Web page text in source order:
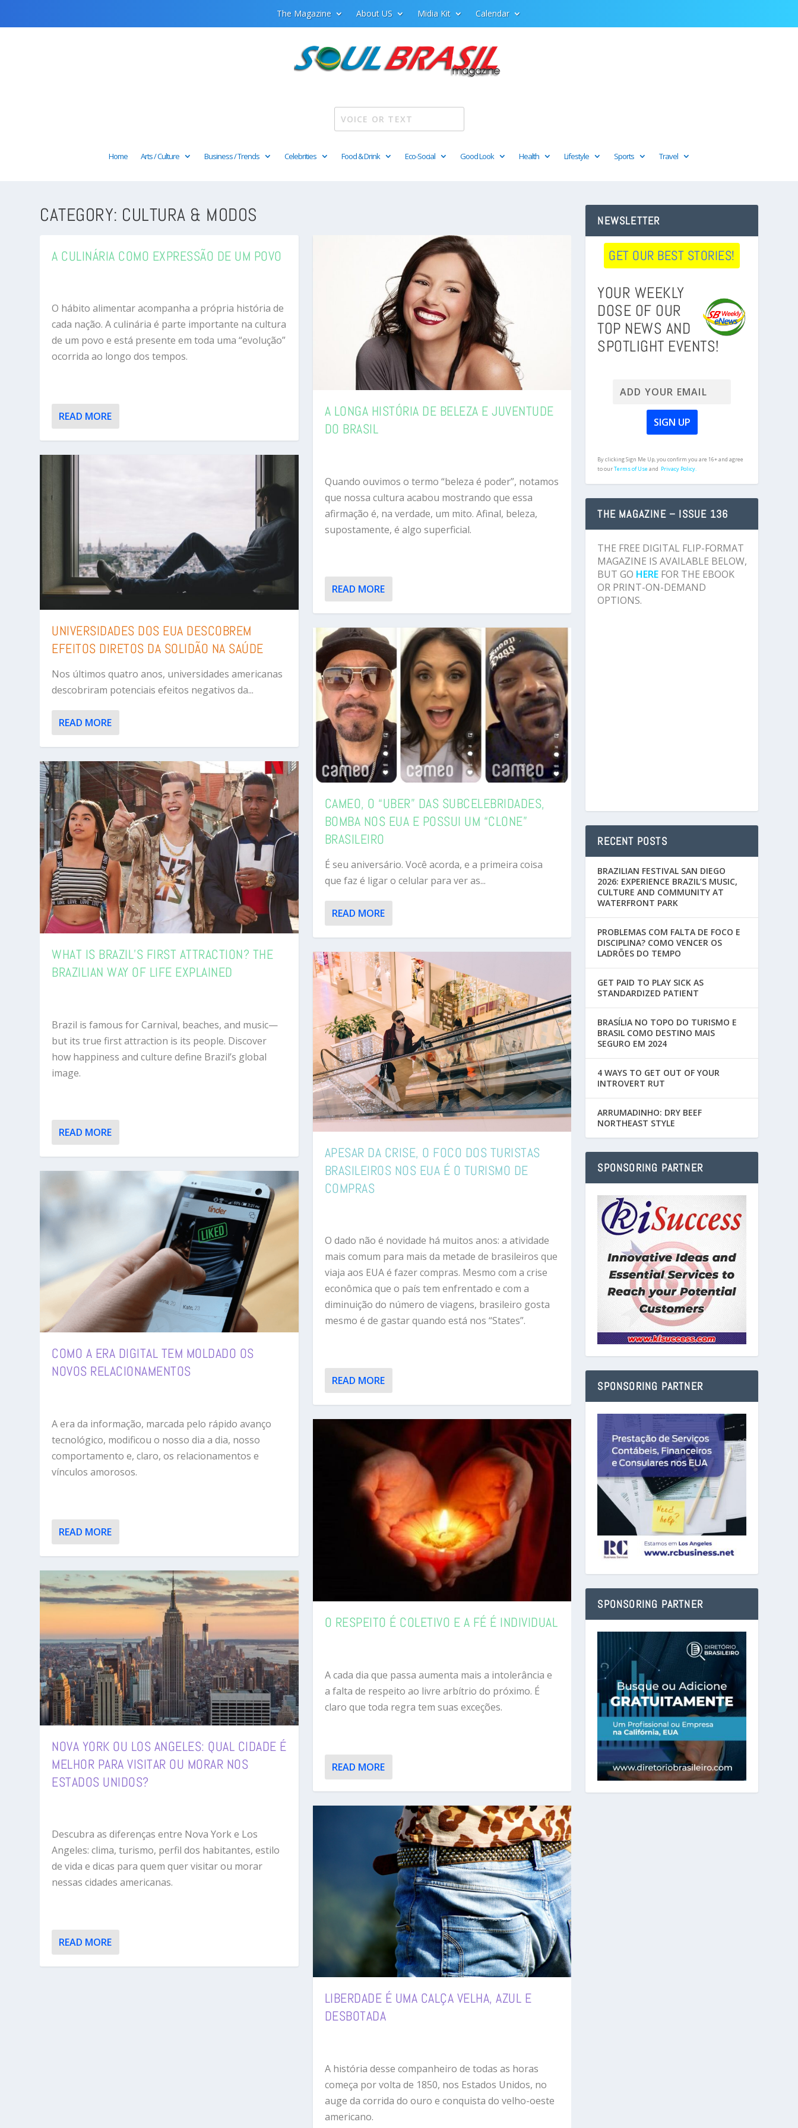
The Magazine About US Midia Kit Calendar
Home Arts / Culture Business / Trends Celebrities Food & Drink Eco-Social Good Look Health Lifestyle Sports Travel
CATEGORY: CULTURA & MODOS
A CULINÁRIA COMO EXPRESSÃO DE UM POVO
O hábito alimentar acompanha a própria história de
cada nação. A culinária é parte importante na cultura
de um povo e está presente em toda uma “evolução”
ocorrida ao longo dos tempos.
READ MORE
UNIVERSIDADES DOS EUA DESCOBREM
EFEITOS DIRETOS DA SOLIDÃO NA SAÚDE
Nos últimos quatro anos, universidades americanas
descobriram potenciais efeitos negativos da...
READ MORE
WHAT IS BRAZIL’S FIRST ATTRACTION? THE
BRAZILIAN WAY OF LIFE EXPLAINED
Brazil is famous for Carnival, beaches, and music—
but its true first attraction is its people. Discover
how happiness and culture define Brazil’s global
image.
READ MORE
COMO A ERA DIGITAL TEM MOLDADO OS
NOVOS RELACIONAMENTOS
A era da informação, marcada pelo rápido avanço
tecnológico, modificou o nosso dia a dia, nosso
comportamento e, claro, os relacionamentos e
vínculos amorosos.
READ MORE
NOVA YORK OU LOS ANGELES: QUAL CIDADE É
MELHOR PARA VISITAR OU MORAR NOS
ESTADOS UNIDOS?
Descubra as diferenças entre Nova York e Los
Angeles: clima, turismo, perfil dos habitantes, estilo
de vida e dicas para quem quer visitar ou morar
nessas cidades americanas.
READ MORE
A LONGA HISTÓRIA DE BELEZA E JUVENTUDE
DO BRASIL
Quando ouvimos o termo “beleza é poder”, notamos
que nossa cultura acabou mostrando que essa
afirmação é, na verdade, um mito. Afinal, beleza,
supostamente, é algo superficial.
READ MORE
CAMEO, O “UBER” DAS SUBCELEBRIDADES,
BOMBA NOS EUA E POSSUI UM “CLONE”
BRASILEIRO
É seu aniversário. Você acorda, e a primeira coisa
que faz é ligar o celular para ver as...
READ MORE
APESAR DA CRISE, O FOCO DOS TURISTAS
BRASILEIROS NOS EUA É O TURISMO DE
COMPRAS
O dado não é novidade há muitos anos: a atividade
mais comum para mais da metade de brasileiros que
viaja aos EUA é fazer compras. Mesmo com a crise
econômica que o país tem enfrentado e com a
diminuição do número de viagens, brasileiro gosta
mesmo é de gastar quando está nos “States”.
READ MORE
O RESPEITO É COLETIVO E A FÉ É INDIVIDUAL
A cada dia que passa aumenta mais a intolerância e
a falta de respeito ao livre arbítrio do próximo. É
claro que toda regra tem suas exceções.
READ MORE
LIBERDADE É UMA CALÇA VELHA, AZUL E
DESBOTADA
A história desse companheiro de todas as horas
começa por volta de 1850, nos Estados Unidos, no
auge da corrida do ouro e conquista do velho-oeste
americano.
NEWSLETTER
GET OUR BEST STORIES!
YOUR WEEKLY
DOSE OF OUR
TOP NEWS AND
SPOTLIGHT EVENTS!
By clicking Sign Me Up, you confirm you are 16+ and agree
to ourTerms of Useand Privacy Policy.
THE MAGAZINE – ISSUE 136
THE FREE DIGITAL FLIP-FORMAT
MAGAZINE IS AVAILABLE BELOW,
BUT GO HERE FOR THE EBOOK
OR PRINT-ON-DEMAND
OPTIONS.
RECENT POSTS
BRAZILIAN FESTIVAL SAN DIEGO
2026: EXPERIENCE BRAZIL’S MUSIC,
CULTURE AND COMMUNITY AT
WATERFRONT PARK
PROBLEMAS COM FALTA DE FOCO E
DISCIPLINA? COMO VENCER OS
LADRÕES DO TEMPO
GET PAID TO PLAY SICK AS
STANDARDIZED PATIENT
BRASÍLIA NO TOPO DO TURISMO E
BRASIL COMO DESTINO MAIS
SEGURO EM 2024
4 WAYS TO GET OUT OF YOUR
INTROVERT RUT
ARRUMADINHO: DRY BEEF
NORTHEAST STYLE
SPONSORING PARTNER
SPONSORING PARTNER
SPONSORING PARTNER